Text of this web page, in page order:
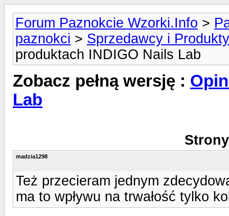
Forum Paznokcie Wzorki.Info >
paznokci > Sprzedawcy i Produkty
produktach INDIGO Nails Lab
Zobacz pełną wersję :
Lab
madzia1298
Też przecieram jednym
ma to wpływu na trwałość tylko